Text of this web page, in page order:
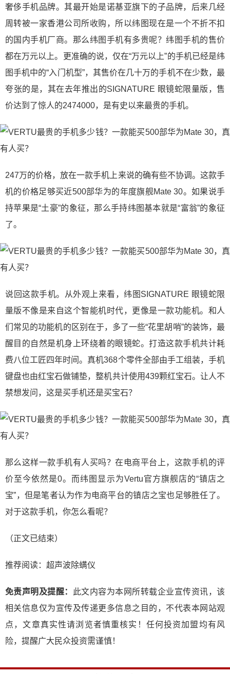
奢侈手机品牌。其最开始是诺基亚旗下的子品牌，后来几经
周转被一家香港公司所收购，所以纬图现在是一个不折不扣
的国内手机厂商。那么纬图手机有多贵呢？纬图手机的售价
都在万元以上。更准确的说，仅在“万元以上”的手机已经是纬
图手机中的“入门机型”，其售价在几十万的手机不在少数，最
夸张的是，其在去年推出的SIGNATURE 眼镜蛇限量版，售
价达到了惊人的2474000，是有史以来最贵的手机。
247万的价格，放在一款手机上来说的确有些不协调。这款手
机的价格足够买近500部华为的年度旗舰Mate 30。如果说手
持苹果是“土豪”的象征，那么手持纬图基本就是“富翁”的象征
了。
说回这款手机。从外观上来看，纬图SIGNATURE 眼镜蛇限
量版不像是来自这个智能机时代，更像是一款功能机。和人
们常见的功能机的区别在于，多了一些“花里胡哨”的装饰，最
醒目的自然是机身上环绕着的眼镜蛇。打造这款手机共计耗
费八位工匠四年时间。真机368个零件全部由手工组装，手机
键盘也由红宝石做铺垫，整机共计使用439颗红宝石。让人不
禁想发问，这是买手机还是买宝石？
那么这样一款手机有人买吗？在电商平台上，这款手机的评
价至今依然是0。而纬图显示为Vertu官方旗舰店的“镇店之
宝”，但是笔者认为作为电商平台的镇店之宝也足够胜任了。
对于这款手机，你怎么看呢？
（正文已结束）
推荐阅读： 超声波除螨仪
免责声明及提醒：
此文内容为本网所转载企业宣传资讯，该
相关信息仅为宣传及传递更多信息之目的，不代表本网站观
点，文章真实性请浏览者慎重核实！任何投资加盟均有风
险，提醒广大民众投资需谨慎！